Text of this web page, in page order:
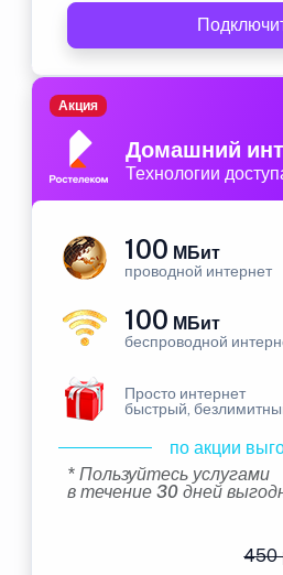
Домашний
Технологии
Акция
100 МБит
проводной интернет
100 МБит
беспроводной
Просто интернет
быстрый,
по акции
* Пользуйтесь услугами
в течение 30 дней
450